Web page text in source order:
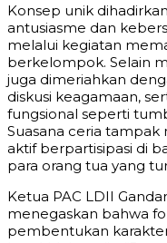
Konsep unik
antusiasme dan
melalui kegiatan
berkelompok. Selain
juga dimeriahkan
diskusi keagamaan,
fungsional seperti
Suasana ceria
aktif berpartisipasi di
para orang tua yang
Ketua PAC LDII
menegaskan bahwa
pembentukan